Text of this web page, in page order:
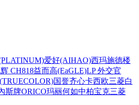
爱好(AIHAO)西玛施德楼
CH818益而高(EaGLE)LP 外交官
国誉齐心卡西欧三菱白
斯牌ORICO玛丽何如中柏宝克三菱